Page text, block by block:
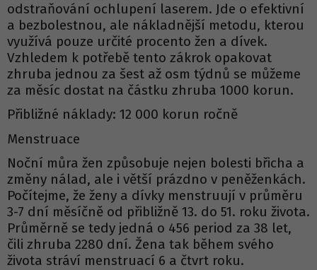
odstraňování ochlupení laserem. Jde o efektivní
a bezbolestnou, ale nákladnější metodu, kterou
využívá pouze určité procento žen a dívek.
Vzhledem k potřebě tento zákrok opakovat
zhruba jednou za šest až osm týdnů se můžeme
za měsíc dostat na částku zhruba 1000 korun.
Přibližné náklady: 12 000 korun ročně
Menstruace
Noční můra žen způsobuje nejen bolesti břicha a
změny nálad, ale i větší prázdno v peněženkách.
Počítejme, že ženy a dívky menstruují v průměru
3-7 dní měsíčně od přibližně 13. do 51. roku života.
Průměrně se tedy jedná o 456 period za 38 let,
čili zhruba 2280 dní. Žena tak během svého
života stráví menstruací 6 a čtvrt roku.